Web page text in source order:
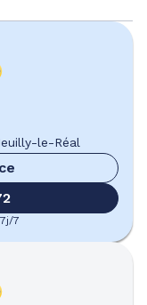
le-Réal
7